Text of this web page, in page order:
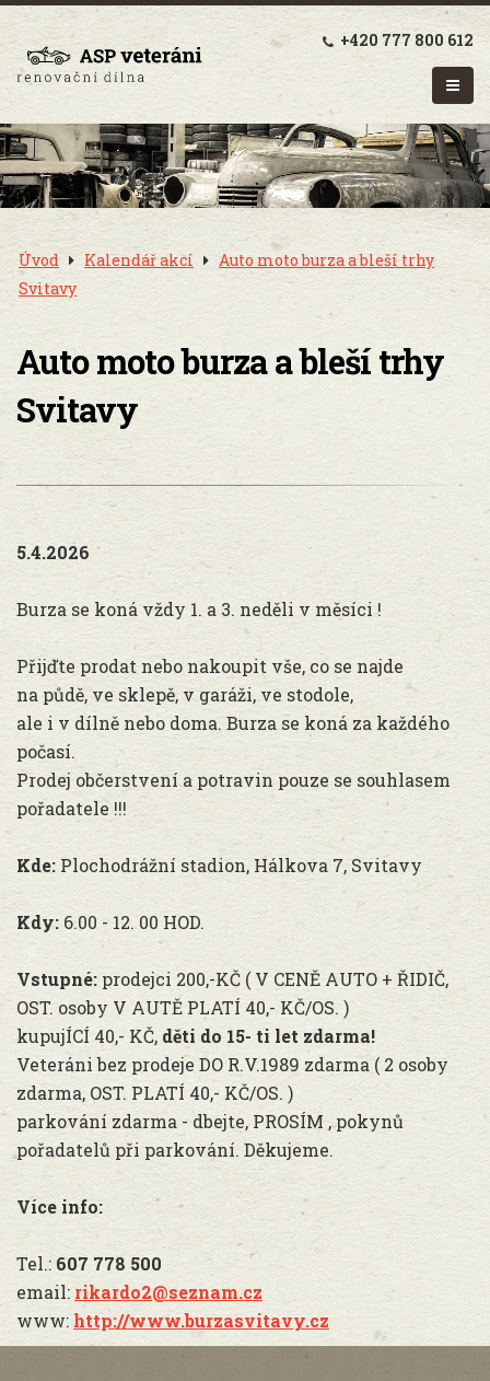
+420 777 800 612
Úvod Kalendář akcí
Auto moto burza a bleší trhy
Svitavy
Auto moto burza a bleší trhy
Svitavy
5.4.2026
Burza se koná vždy 1. a 3. neděli v měsíci !
Přijďte prodat nebo nakoupit vše, co se najde
na půdě, ve sklepě, v garáži, ve stodole,
ale i v dílně nebo doma. Burza se koná za každého
počasí.
Prodej občerstvení a potravin pouze se souhlasem
pořadatele !!!
Kde: Plochodrážní stadion, Hálkova 7, Svitavy
Kdy: 6.00 - 12. 00 HOD.
Vstupné: prodejci 200,-KČ ( V CENĚ AUTO + ŘIDIČ,
OST. osoby V AUTĚ PLATÍ 40,- KČ/OS. )
kupujÍCÍ 40,- KČ, děti do 15- ti let zdarma!
Veteráni bez prodeje DO R.V.1989 zdarma ( 2 osoby
zdarma, OST. PLATÍ 40,- KČ/OS. )
parkování zdarma - dbejte, PROSÍM , pokynů
pořadatelů při parkování. Děkujeme.
Více info:
Tel.: 607 778 500
email: rikardo2@seznam.cz
www: http://www.burzasvitavy.cz